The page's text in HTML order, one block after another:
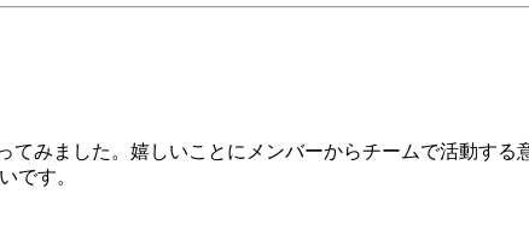
てみました。嬉しいことにメンバーからチームで活動す
です。